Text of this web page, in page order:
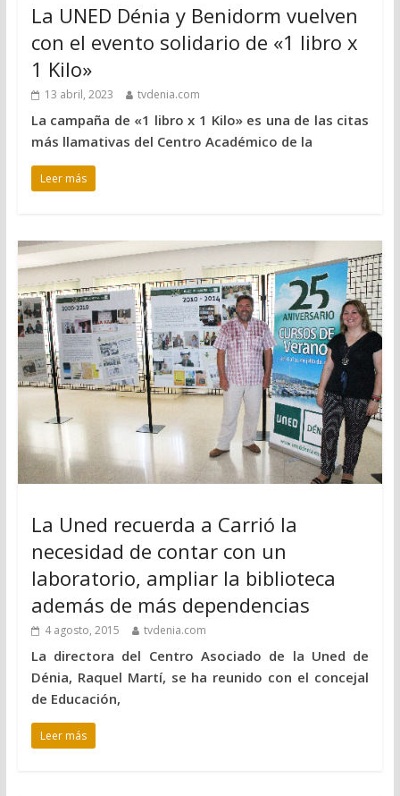
La UNED Dénia y Benidorm vuelven
con el evento solidario de «1 libro x
1 Kilo»
13 abril, 2023 tvdenia.com
La campaña de «1 libro x 1 Kilo» es una de las citas
más llamativas del Centro Académico de la
Leer más
La Uned recuerda a Carrió la
necesidad de contar con un
laboratorio, ampliar la biblioteca
además de más dependencias
4 agosto, 2015 tvdenia.com
La directora del Centro Asociado de la Uned de
Dénia, Raquel Martí, se ha reunido con el concejal
de Educación,
Leer más